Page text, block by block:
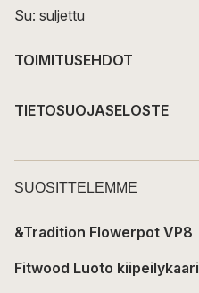
Su: suljettu
TOIMITUSEHDOT
TIETOSUOJASELOSTE
SUOSITTELEMME
&Tradition Flowerpot VP8
Fitwood Luoto kiipeilykaari